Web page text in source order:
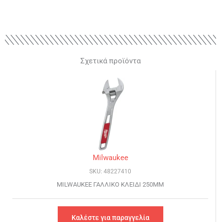
Σχετικά προϊόντα
Milwaukee
SKU: 48227410
MILWAUKEE ΓΑΛΛΙΚΟ ΚΛΕΙΔΙ 250MM
Καλέστε για παραγγελία